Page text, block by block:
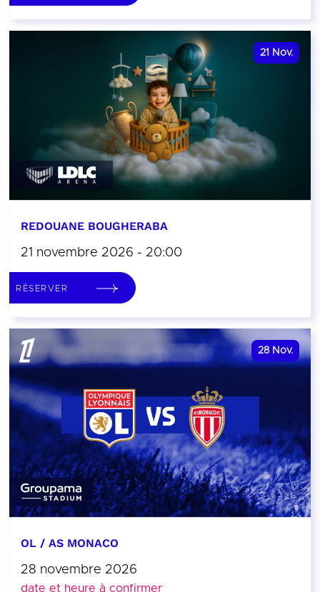
21 Nov.
REDOUANE BOUGHERABA
21 novembre 2026 - 20:00
RÉSERVER
28 Nov.
OL / AS MONACO
28 novembre 2026
date et heure à confirmer